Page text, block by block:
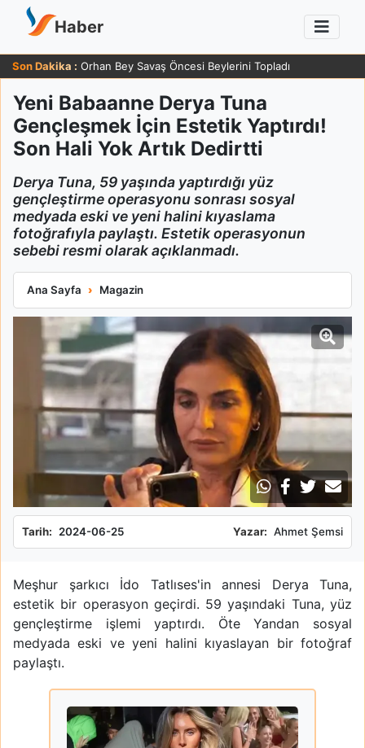
Haber
Son Dakika : Orhan Bey Savaş Öncesi Beylerini Topladı
Yeni Babaanne Derya Tuna
Gençleşmek İçin Estetik Yaptırdı!
Son Hali Yok Artık Dedirtti
Derya Tuna, 59 yaşında yaptırdığı yüz
gençleştirme operasyonu sonrası sosyal
medyada eski ve yeni halini kıyaslama
fotoğrafıyla paylaştı. Estetik operasyonun
sebebi resmi olarak açıklanmadı.
Ana Sayfa Magazin
Yeni Babaanne Derya Tuna Gençleşmek İçin Estetik Yaptırdı!
Tarih: 2024-06-25 Yazar: Ahmet Şemsi
Meşhur şarkıcı İdo Tatlıses'in annesi Derya Tuna,
estetik bir operasyon geçirdi. 59 yaşındaki Tuna, yüz
gençleştirme işlemi yaptırdı. Öte Yandan sosyal
medyada eski ve yeni halini kıyaslayan bir fotoğraf
paylaştı.